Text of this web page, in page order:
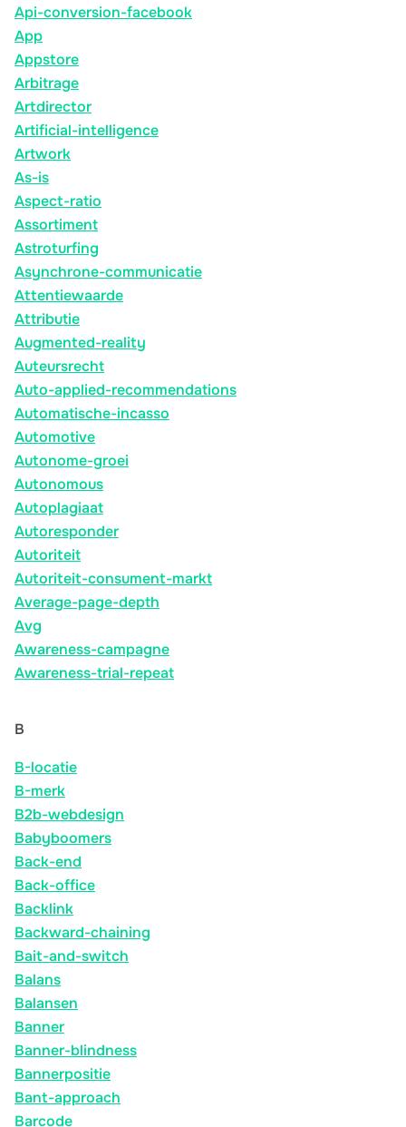
Api-conversion-facebook
App
Appstore
Arbitrage
Artdirector
Artificial-intelligence
Artwork
As-is
Aspect-ratio
Assortiment
Astroturfing
Asynchrone-communicatie
Attentiewaarde
Attributie
Augmented-reality
Auteursrecht
Auto-applied-recommendations
Automatische-incasso
Automotive
Autonome-groei
Autonomous
Autoplagiaat
Autoresponder
Autoriteit
Autoriteit-consument-markt
Average-page-depth
Avg
Awareness-campagne
Awareness-trial-repeat
B
B-locatie
B-merk
B2b-webdesign
Babyboomers
Back-end
Back-office
Backlink
Backward-chaining
Bait-and-switch
Balans
Balansen
Banner
Banner-blindness
Bannerpositie
Bant-approach
Barcode